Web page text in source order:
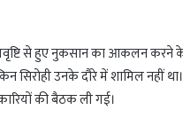
से हुए नुकसान का आकलन करने के
उनके दौरे में शामिल नहीं
की बैठक ली गई।